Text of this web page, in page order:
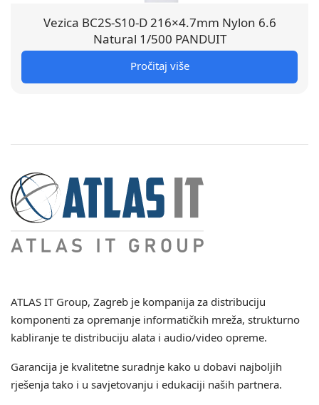
Vezica BC2S-S10-D 216×4.7mm Nylon 6.6
Natural 1/500 PANDUIT
Pročitaj više
ATLAS IT Group, Zagreb je kompanija za distribuciju
komponenti za opremanje informatičkih mreža, strukturno
kabliranje te distribuciju alata i audio/video opreme.
Garancija je kvalitetne suradnje kako u dobavi najboljih
rješenja tako i u savjetovanju i edukaciji naših partnera.